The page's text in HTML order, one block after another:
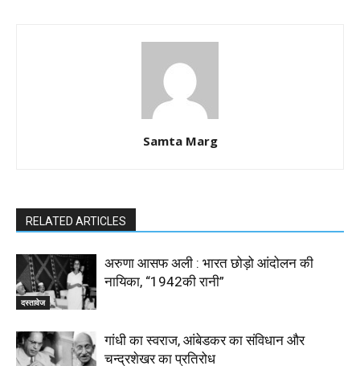
Samta Marg
RELATED ARTICLES
दस्तावेज
अरुणा आसफ अली : भारत छोड़ो आंदोलन की
नायिका, “1942की रानी”
गांधी का स्वराज, आंबेडकर का संविधान और
चन्द्रशेखर का प्रतिरोध